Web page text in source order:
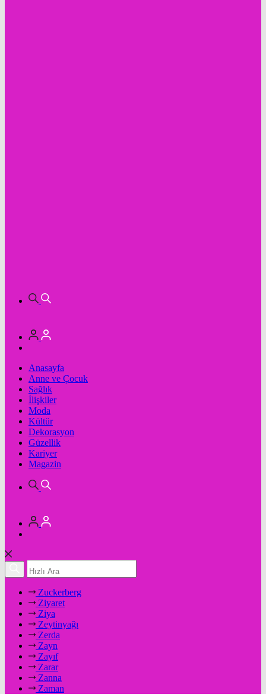
Anasayfa
Anne ve Çocuk
Sağlık
İlişkiler
Moda
Kültür
Dekorasyon
Güzellik
Kariyer
Magazin
Zuckerberg
Ziyaret
Ziya
Zeytinyağı
Zerda
Zayn
Zayıf
Zarar
Zanna
Zaman